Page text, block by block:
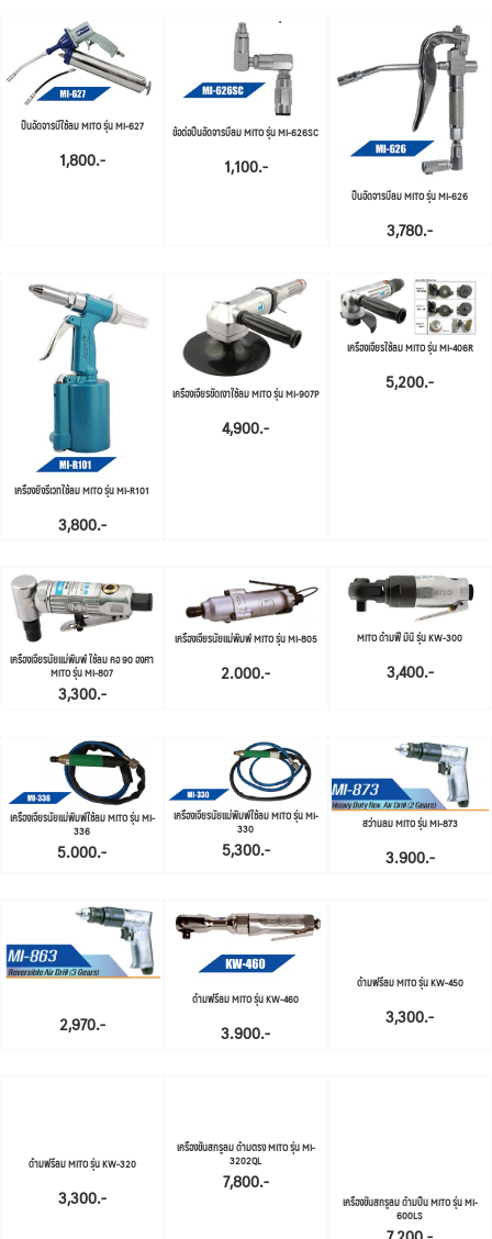
ปืนอัดจารบีใช้ลม MITO รุ่น MI-627
1,800.-
ข้อต่อปืนอัดจารบีลม MITO รุ่น MI-626SC
1,100.-
ปืนอัดจารบีลม MITO รุ่น MI-626
3,780.-
เครื่องยิงรีเวทใช้ลม MITO รุ่น MI-R101
3,800.-
เครื่องเจียรขัดเงาใช้ลม MITO รุ่น MI-907P
4,900.-
เครื่องเจียรใช้ลม MITO รุ่น MI-406R
5,200.-
เครื่องเจียรนัยแม่พิมพ์ ใช้ลม คอ 90 องศา
MITO รุ่น MI-807
3,300.-
เครื่องเจียรนัยแม่พิมพ์ MITO รุ่น MI-805
2.000.-
MITO ด้ามฟีั มินิ รุ่น KW-300
3,400.-
เครื่องเจียรนัยแม่พิมพ์ใช้ลม MITO รุ่น MI-
336
5.000.-
เครื่องเจียรนัยแม่พิมพ์ใช้ลม MITO รุ่น MI-
330
5,300.-
สว่านลม MITO รุ่น MI-873
3.900.-
2,970.-
ด้ามฟรีลม MITO รุ่น KW-460
3.900.-
ด้ามฟรีลม MITO รุ่น KW-450
3,300.-
ด้ามฟรีลม MITO รุ่น KW-320
3,300.-
เครื่องขันสกรูลม ด้ามตรง MITO รุ่น MI-
3202QL
7,800.-
เครื่องขันสกรูลม ด้ามปืน MITO รุ่น MI-
600LS